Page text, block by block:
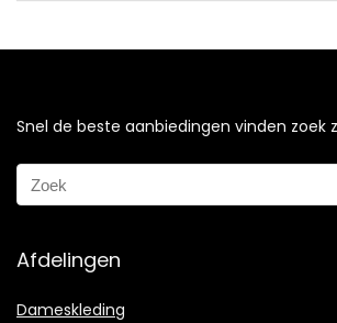
Snel de beste aanbiedingen vinden zoek
Afdelingen
Dameskleding